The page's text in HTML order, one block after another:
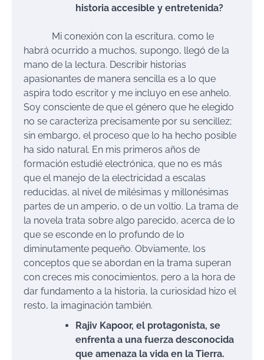
historia accesible y entretenida?
Mi conexión con la escritura, como le
habrá ocurrido a muchos, supongo, llegó de la
mano de la lectura. Describir historias
apasionantes de manera sencilla es a lo que
aspira todo escritor y me incluyo en ese anhelo.
Soy consciente de que el género que he elegido
no se caracteriza precisamente por su sencillez;
sin embargo, el proceso que lo ha hecho posible
ha sido natural. En mis primeros años de
formación estudié electrónica, que no es más
que el manejo de la electricidad a escalas
reducidas, al nivel de milésimas y millonésimas
partes de un amperio, o de un voltio. La trama de
la novela trata sobre algo parecido, acerca de lo
que se esconde en lo profundo de lo
diminutamente pequeño. Obviamente, los
conceptos que se abordan en la trama superan
con creces mis conocimientos, pero a la hora de
dar fundamento a la historia, la curiosidad hizo el
resto, la imaginación también.
Rajiv Kapoor, el protagonista, se
enfrenta a una fuerza desconocida
que amenaza la vida en la Tierra.